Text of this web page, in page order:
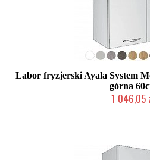
Labor fryzjerski Ayala System
górna
1 046,05